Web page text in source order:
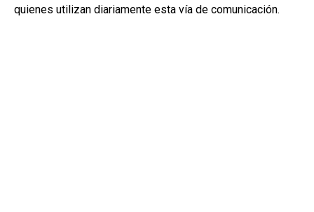
quienes utilizan diariamente esta vía de comunicación.